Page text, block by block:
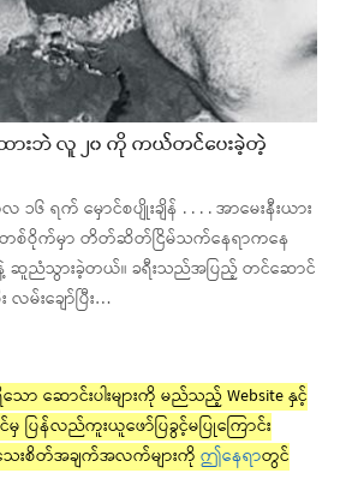
းဘဲ လူ ၂၀ ကို ကယ်တင်ပေးခဲ့တဲ့
၆ ရက် မှောင်စပျိုးချိန် . . . . အာမေးနီးယား
းတစ်ဝိုက်မှာ တိတ်ဆိတ်ငြိမ်သက်နေရာကနေ
ညံသွားခဲ့တယ်။ ခရီးသည်အပြည့် တင်ဆောင်
းချော်ပြီး…
ော ဆောင်းပါးများကို မည်သည့် Website နှင့်
င်မှ ပြန်လည်ကူးယူဖော်ပြခွင့်မပြုကြောင်း
းစိတ်အချက်အလက်များကို ဤနေရာတွင်